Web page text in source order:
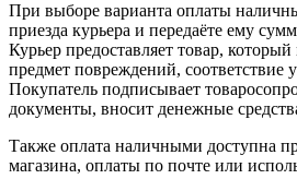
При выборе варианта оплаты
приезда курьера и передаёте ему
Курьер предоставляет товар,
предмет повреждений, соответствие
Покупатель подписывает
документы, вносит денежные
Также оплата наличными доступна
магазина, оплаты по почте или